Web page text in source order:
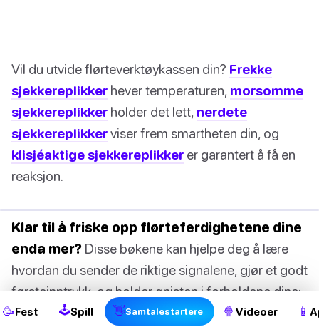
Vil du utvide flørteverktøykassen din? Frekke
sjekkereplikker hever temperaturen, morsomme
sjekkereplikker holder det lett, nerdete
sjekkereplikkerviser frem smartheten din, og
klisjéaktige sjekkereplikker er garantert å få en
reaksjon.
Klar til å friske opp flørteferdighetene dine
enda mer? Disse bøkene kan hjelpe deg å lære
hvordan du sender de riktige signalene, gjør et godt
førsteinntrykk, og holder gnisten i forholdene dine:
🥳Fest 🕹Spill 👋Samtalestartere 🍿 Videoer 📱